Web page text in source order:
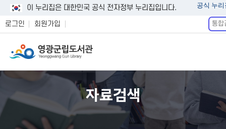
이 누리집은 대한민국 공식 전자정부 누리집입니다. 공식 누
로그인 회원가입
통
합
자료검색